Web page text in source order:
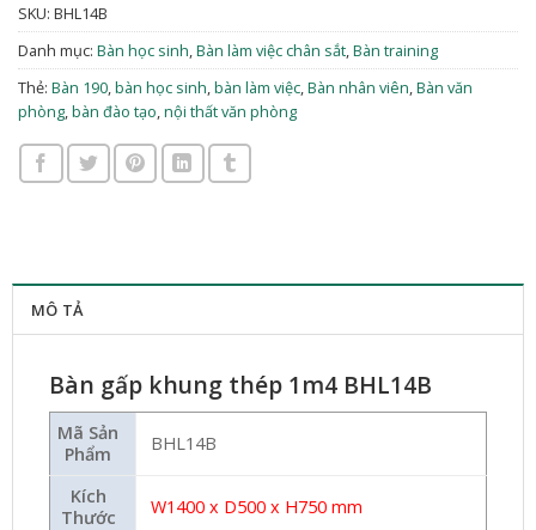
SKU: BHL14B
Danh mục: Bàn học sinh,Bàn làm việc chân sắt,Bàn training
Thẻ: Bàn 190,bàn học sinh,bàn làm việc,Bàn nhân viên,Bàn văn
phòng,bàn đào tạo,nội thất văn phòng
MÔ TẢ
Bàn gấp khung thép 1m4 BHL14B
Mã Sản
Phẩm
BHL14B
Kích
Thước
W1400 x D500 x H750 mm